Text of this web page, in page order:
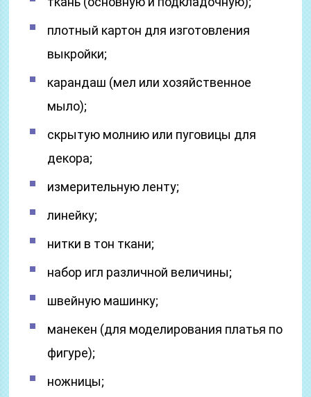
плотный картон для изготовления
выкройки;
карандаш (мел или хозяйственное
мыло);
скрытую молнию или пуговицы для
декора;
измерительную ленту;
линейку;
нитки в тон ткани;
набор игл различной величины;
швейную машинку;
манекен (для моделирования платья по
фигуре);
ножницы;